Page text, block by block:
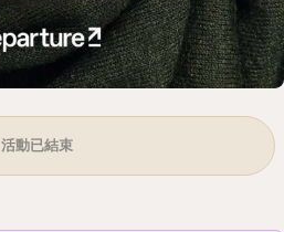
活動已結束